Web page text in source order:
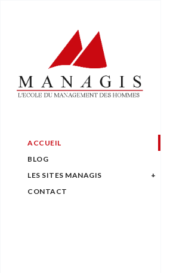
ACCUEIL
BLOG
LES SITES MANAGIS
CONTACT